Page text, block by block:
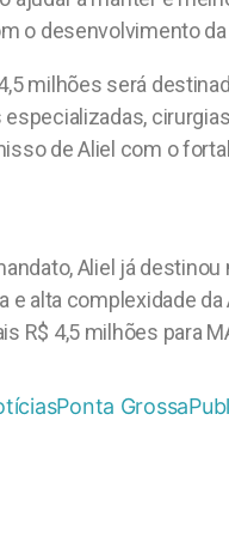
o desenvolvimento
milhões será
de Aliel com o
Aliel já
e alta complexidade
R$ 4,5 milhões para
Ponta Grossa